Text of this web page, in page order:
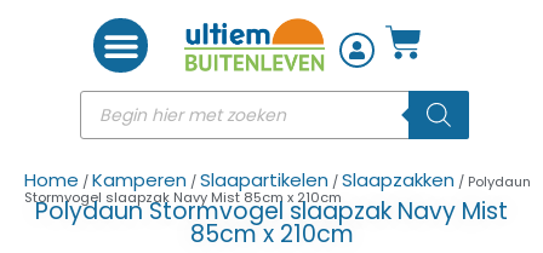
Home /Kamperen /Slaapartikelen /Slaapzakken / Polydaun
Stormvogel slaapzak Navy Mist 85cm x 210cm
Polydaun Stormvogel slaapzak Navy Mist
85cm x 210cm